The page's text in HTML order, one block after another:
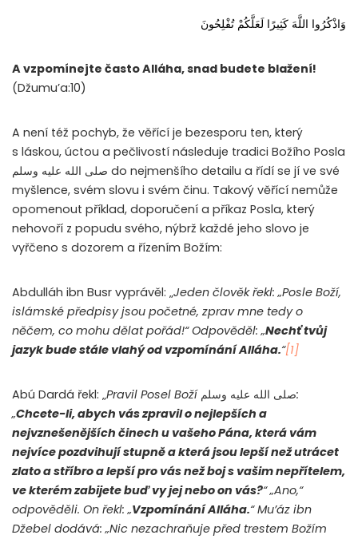
وَاذْكُرُوا اللَّهَ كَثِيرًا لَعَلَّكُمْ تُفْلِحُونَ
A vzpomínejte často Alláha, snad budete blažení!
(Džumu’a:10)
A není též pochyb, že věřící je bezesporu ten, který
s láskou, úctou a pečlivostí následuje tradici Božího Posla
صلى الله عليه وسلم do nejmenšího detailu a řídí se jí ve své
myšlence, svém slovu i svém činu. Takový věřící nemůže
opomenout příklad, doporučení a příkaz Posla, který
nehovoří z popudu svého, nýbrž každé jeho slovo je
vyřčeno s dozorem a řízením Božím:
Abdulláh ibn Busr vyprávěl: „Jeden člověk řekl: „Posle Boží,
islámské předpisy jsou početné, zprav mne tedy o
něčem, co mohu dělat pořád!“ Odpověděl: „Nechť tvůj
jazyk bude stále vlahý od vzpomínání Alláha.“[1]
Abú Dardá řekl: „Pravil Posel Boží صلى الله عليه وسلم:
„Chcete-li, abych vás zpravil o nejlepších a
nejvznešenějších činech u vašeho Pána, která vám
nejvíce pozdvihují stupně a která jsou lepší než utrácet
zlato a stříbro a lepší pro vás než boj s vašim nepřítelem,
ve kterém zabijete buď vy jej nebo on vás?“ „Ano,“
odpověděli. On řekl: „Vzpomínání Alláha.“ Mu’áz ibn
Džebel dodává: „Nic nezachraňuje před trestem Božím